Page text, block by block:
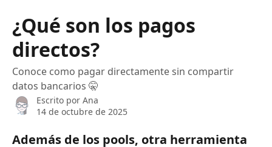
¿Qué son los pagos
directos?
Conoce como pagar directamente sin compartir
datos bancarios 🤫
Escrito por Ana
14 de octubre de 2025
Además de los pools, otra herramienta